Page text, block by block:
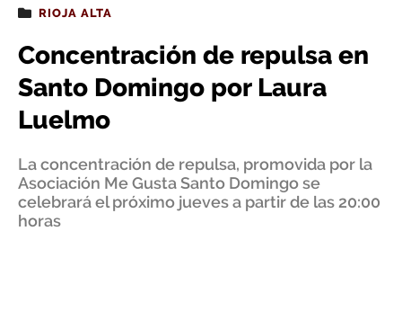
RIOJA ALTA
Concentración de repulsa en
Santo Domingo por Laura
Luelmo
La concentración de repulsa, promovida por la
Asociación Me Gusta Santo Domingo se
celebrará el próximo jueves a partir de las 20:00
horas